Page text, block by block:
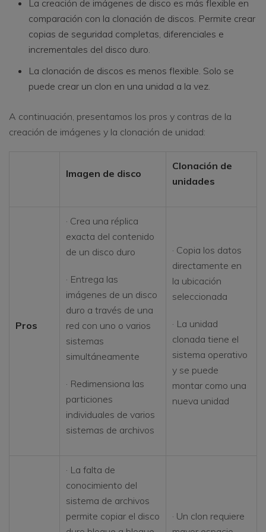
La creación de imágenes de disco es más flexible en
comparación con la clonación de discos. Permite crear
copias de seguridad completas, diferenciales e
incrementales del disco duro.
La clonación de discos es menos flexible. Solo se
puede crear un clon en una unidad a la vez.
A continuación, presentamos los pros y contras de la
creación de imágenes y la clonación de unidad:
Imagen de disco
Clonación de
unidades
Pros
· Crea una réplica
exacta del contenido
de un disco duro
· Entrega las
imágenes de un disco
duro a través de una
red con uno o varios
sistemas
simultáneamente
· Redimensiona las
particiones
individuales de varios
sistemas de archivos
· Copia los datos
directamente en
la ubicación
seleccionada
· La unidad
clonada tiene el
sistema operativo
y se puede
montar como una
nueva unidad
· La falta de
conocimiento del
sistema de archivos
permite copiar el disco
· Un clon requiere